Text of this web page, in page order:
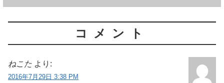
コメント
ねこた より:
2016年7月29日 3:38 PM